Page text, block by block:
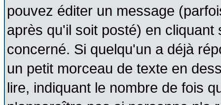
pouvez éditer un message
après qu'il soit posté) en
concerné. Si quelqu'un a déjà
un petit morceau de texte en
lire, indiquant le nombre de fois